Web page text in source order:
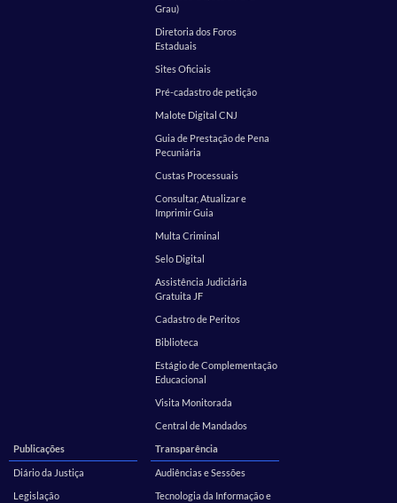
Grau)
Diretoria dos Foros
Estaduais
Sites Oficiais
Pré-cadastro de petição
Malote Digital CNJ
Guia de Prestação de Pena
Pecuniária
Custas Processuais
Consultar, Atualizar e
Imprimir Guia
Multa Criminal
Selo Digital
Assistência Judiciária
Gratuita JF
Cadastro de Peritos
Biblioteca
Estágio de Complementação
Educacional
Visita Monitorada
Central de Mandados
Publicações
Diário da Justiça
Legislação
Transparência
Audiências e Sessões
Tecnologia da Informação e